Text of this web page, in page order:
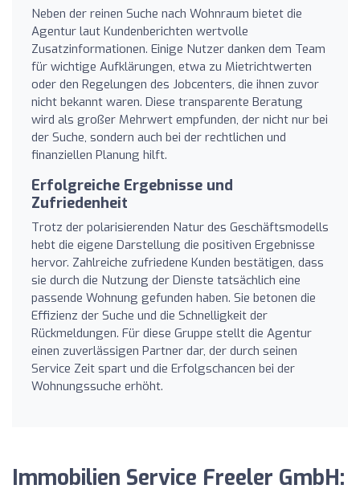
Neben der reinen Suche nach Wohnraum bietet die
Agentur laut Kundenberichten wertvolle
Zusatzinformationen. Einige Nutzer danken dem Team
für wichtige Aufklärungen, etwa zu Mietrichtwerten
oder den Regelungen des Jobcenters, die ihnen zuvor
nicht bekannt waren. Diese transparente Beratung
wird als großer Mehrwert empfunden, der nicht nur bei
der Suche, sondern auch bei der rechtlichen und
finanziellen Planung hilft.
Erfolgreiche Ergebnisse und
Zufriedenheit
Trotz der polarisierenden Natur des Geschäftsmodells
hebt die eigene Darstellung die positiven Ergebnisse
hervor. Zahlreiche zufriedene Kunden bestätigen, dass
sie durch die Nutzung der Dienste tatsächlich eine
passende Wohnung gefunden haben. Sie betonen die
Effizienz der Suche und die Schnelligkeit der
Rückmeldungen. Für diese Gruppe stellt die Agentur
einen zuverlässigen Partner dar, der durch seinen
Service Zeit spart und die Erfolgschancen bei der
Wohnungssuche erhöht.
Immobilien Service Freeler GmbH: